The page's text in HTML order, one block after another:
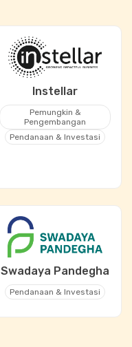
Instellar
Pemungkin &
Pengembangan
Pendanaan & Investasi
Swadaya Pandegha
Pendanaan & Investasi